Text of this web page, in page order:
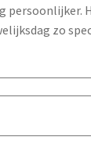
persoonlijker.
zo